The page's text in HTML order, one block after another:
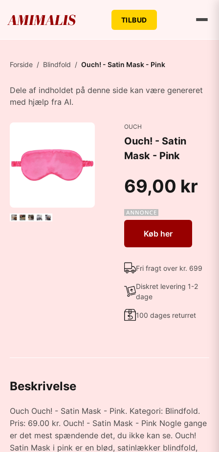
TILBUD
Forside / Blindfold / Ouch! - Satin Mask - Pink
Dele af indholdet på denne side kan være genereret
med hjælp fra AI.
OUCH
Ouch! - Satin
Mask - Pink
69,00 kr
Køb her
Fri fragt over kr. 699
Diskret levering 1-2
dage
100 dages returret
Beskrivelse
Ouch Ouch! - Satin Mask - Pink. Kategori: Blindfold.
Pris: 69.00 kr. Ouch! - Satin Mask - Pink Nogle gange
er det mest spændende det, du ikke kan se. Ouch!
Satin Mask i pink er en blød, satinlækker blindfold,